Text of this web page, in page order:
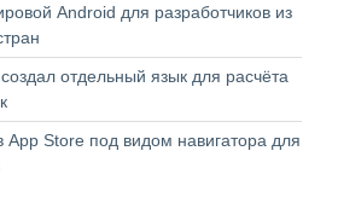
Android для разработчиков из
отдельный язык для расчёта
App Store под видом навигатора для